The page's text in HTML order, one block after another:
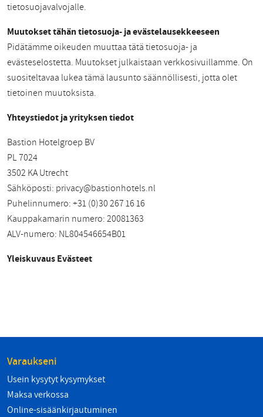
tietosuojavalvojalle.
Muutokset tähän tietosuoja- ja evästelausekkeeseen
Pidätämme oikeuden muuttaa tätä tietosuoja- ja
evästeselostetta. Muutokset julkaistaan verkkosivuillamme. On
suositeltavaa lukea tämä lausunto säännöllisesti, jotta olet
tietoinen muutoksista.
Yhteystiedot ja yrityksen tiedot
Bastion Hotelgroep BV
PL 7024
3502 KA Utrecht
Sähköposti: privacy@bastionhotels.nl
Puhelinnumero: +31 (0)30 267 16 16
Kauppakamarin numero: 20081363
ALV-numero: NL804546654B01
Yleiskuvaus Evästeet
Varaukseni
Usein kysytyt kysymykset
Maksa verkossa
Online-sisäänkirjautuminen